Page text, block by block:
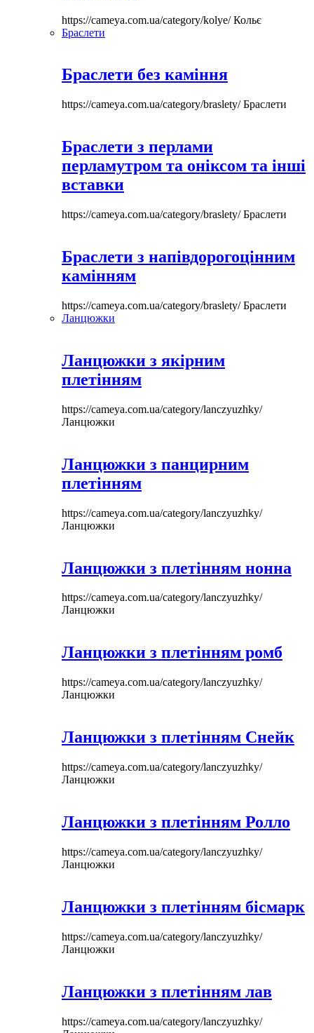
https://cameya.com.ua/category/kolye/Кольє
Браслети
Браслети без каміння
https://cameya.com.ua/category/braslety/Браслети
Браслети з перлами
перламутром та оніксом та інші
вставки
https://cameya.com.ua/category/braslety/Браслети
Браслети з напівдорогоцінним
камінням
https://cameya.com.ua/category/braslety/Браслети
Ланцюжки
Ланцюжки з якірним
плетінням
https://cameya.com.ua/category/lanczyuzhky/
Ланцюжки
Ланцюжки з панцирним
плетінням
https://cameya.com.ua/category/lanczyuzhky/
Ланцюжки
Ланцюжки з плетінням нонна
https://cameya.com.ua/category/lanczyuzhky/
Ланцюжки
Ланцюжки з плетінням ромб
https://cameya.com.ua/category/lanczyuzhky/
Ланцюжки
Ланцюжки з плетінням Снейк
https://cameya.com.ua/category/lanczyuzhky/
Ланцюжки
Ланцюжки з плетінням Ролло
https://cameya.com.ua/category/lanczyuzhky/
Ланцюжки
Ланцюжки з плетінням бісмарк
https://cameya.com.ua/category/lanczyuzhky/
Ланцюжки
Ланцюжки з плетінням лав
https://cameya.com.ua/category/lanczyuzhky/